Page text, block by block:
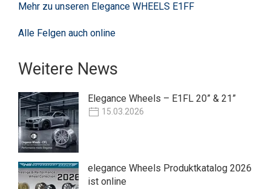
Mehr zu unseren Elegance WHEELS E1FF
Alle Felgen auch online
Weitere News
Elegance Wheels – E1FL 20” & 21”
15.03.2026
elegance Wheels Produktkatalog 2026
ist online